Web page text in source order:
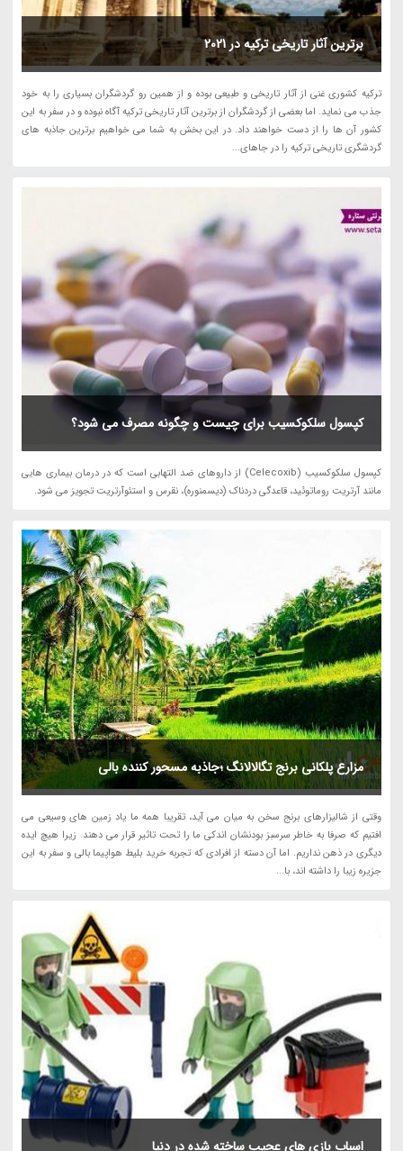
برترین آثار تاریخی ترکیه در 2021
ترکیه کشوری غنی از آثار تاریخی و طبیعی بوده و از همین رو گردشگران بسیاری را به خود
جذب می نماید. اما بعضی از گردشگران از برترین آثار تاریخی ترکیه آگاه نبوده و در سفر به این
کشور آن ها را از دست خواهند داد. در این بخش به شما می خواهیم برترین جاذبه های
گردشگری تاریخی ترکیه را در جاهای...
کپسول سلکوکسیب برای چیست و چگونه مصرف می شود؟
کپسول سلکوکسیب (Celecoxib) از داروهای ضد التهابی است که در درمان بیماری هایی
مانند آرتریت روماتوئید، قاعدگی دردناک (دیسمنوره)، نقرس و استئوآرتریت تجویز می شود.
مزارع پلکانی برنج تگالالانگ ؛جاذبه مسحور کننده بالی
وقتی از شالیزارهای برنج سخن به میان می آید، تقریبا همه ما یاد زمین های وسیعی می
افتیم که صرفا به خاطر سرسبز بودنشان اندکی ما را تحت تاثیر قرار می دهند. زیرا هیچ ایده
دیگری در ذهن نداریم. اما آن دسته از افرادی که تجربه خرید بلیط هواپیما بالی و سفر به این
جزیره زیبا را داشته اند، با...
اسباب بازی های عجیب ساخته شده در دنیا